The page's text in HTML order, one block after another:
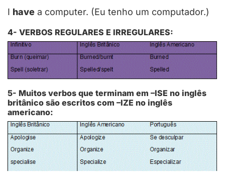
I have a computer. (Eu tenho um computador.)
4- VERBOS REGULARES E IRREGULARES:
5- Muitos verbos que terminam em –ISE no inglês
britânico são escritos com –IZE no inglês
americano: